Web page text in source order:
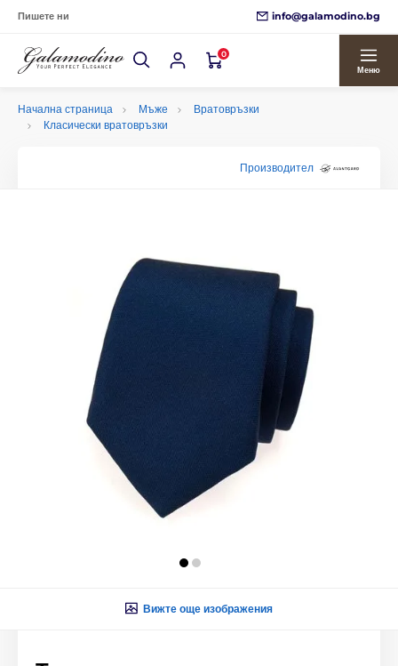
Пишете ни info@galamodino.bg
0
Меню
Начална страница Мъже
Вратовръзки
Класически вратовръзки
Производител
Вижте още изображения